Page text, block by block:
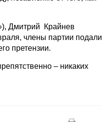
Дмитрий Крайнев
члены партии подали
претензии.
– никаких